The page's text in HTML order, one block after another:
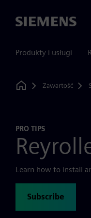
Siemens
Produkty i usługi
Home
Zawartość
PRO TIPS
Learn how to install
Subscribe